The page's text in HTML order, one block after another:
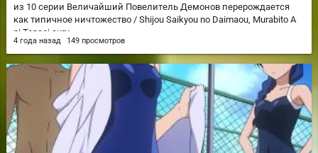
из 10 серии Величайший Повелитель Демонов перерождается
как типичное ничтожество / Shijou Saikyou no Daimaou, Murabito A
ni Tensei suru
4 года назад 149 просмотров